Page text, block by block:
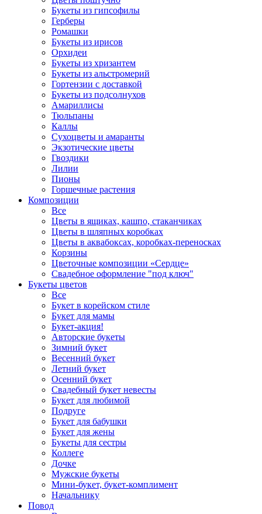
Букеты из гипсофилы
Герберы
Ромашки
Букеты из ирисов
Орхидеи
Букеты из хризантем
Букеты из альстромерий
Гортензии с доставкой
Букеты из подсолнухов
Амариллисы
Тюльпаны
Каллы
Сухоцветы и амаранты
Экзотические цветы
Гвоздики
Лилии
Пионы
Горшечные растения
Композиции
Все
Цветы в ящиках, кашпо, стаканчиках
Цветы в шляпных коробках
Цветы в аквабоксах, коробках-переносках
Корзины
Цветочные композиции «Сердце»
Свадебное оформление "под ключ"
Букеты цветов
Все
Букет в корейском стиле
Букет для мамы
Букет-акция!
Авторские букеты
Зимний букет
Весенний букет
Летний букет
Осенний букет
Свадебный букет невесты
Букет для любимой
Подруге
Букет для бабушки
Букет для жены
Букеты для сестры
Коллеге
Дочке
Мужские букеты
Мини-букет, букет-комплимент
Начальнику
Повод